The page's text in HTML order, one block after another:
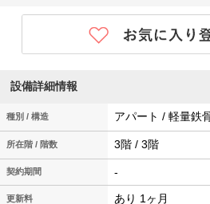
設備詳細情報
種別 / 構造 アパート / 軽量鉄
所在階 / 階数 3階 / 3階
契約期間 -
更新料 あり 1ヶ月